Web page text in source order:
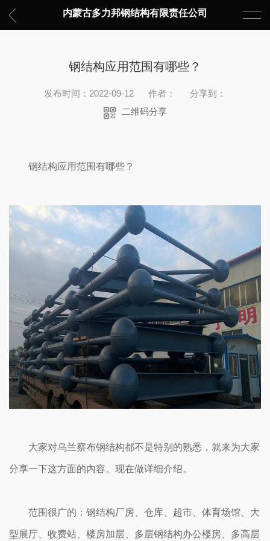
内蒙古多力邦钢结构有限责任公司
钢结构应用范围有哪些？
发布时间：2022-09-12 作者：
分享到：
二维码分享
钢结构应用范围有哪些？
大家对乌兰察布钢结构都不是特别的熟悉，就来为大家
分享一下这方面的内容。现在做详细介绍。
范围很广的：钢结构厂房、仓库、超市、体育场馆、大
型展厅、收费站、楼房加层、多层钢结构办公楼房、多高层